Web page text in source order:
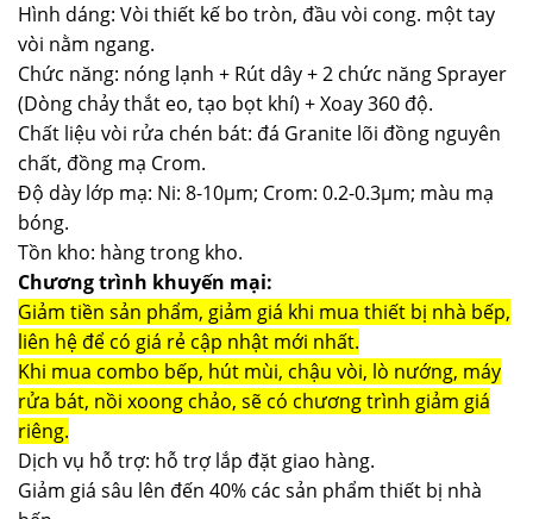
Hình dáng: Vòi thiết kế bo tròn, đầu vòi cong. một tay
vòi nằm ngang.
Chức năng: nóng lạnh + Rút dây + 2 chức năng Sprayer
(Dòng chảy thắt eo, tạo bọt khí) + Xoay 360 độ.
Chất liệu vòi rửa chén bát: đá Granite lõi đồng nguyên
chất, đồng mạ Crom.
Độ dày lớp mạ: Ni: 8-10µm; Crom: 0.2-0.3µm; màu mạ
bóng.
Tồn kho: hàng trong kho.
Chương trình khuyến mại:
Giảm tiền sản phẩm, giảm giá khi mua thiết bị nhà bếp,
liên hệ để có giá rẻ cập nhật mới nhất.
Khi mua combo bếp, hút mùi, chậu vòi, lò nướng, máy
rửa bát, nồi xoong chảo, sẽ có chương trình giảm giá
riêng.
Dịch vụ hỗ trợ: hỗ trợ lắp đặt giao hàng.
Giảm giá sâu lên đến 40% các sản phẩm thiết bị nhà